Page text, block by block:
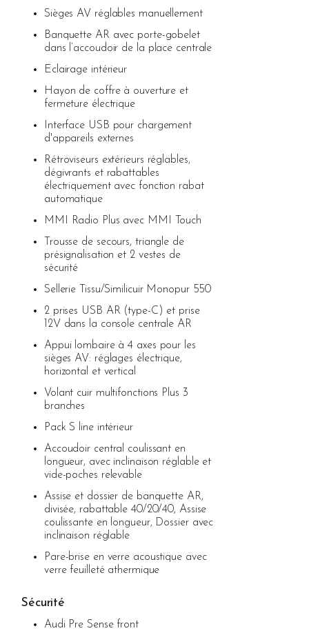
Sièges AV réglables manuellement
Banquette AR avec porte-gobelet
dans l’accoudoir de la place centrale
Eclairage intérieur
Hayon de coffre à ouverture et
fermeture électrique
Interface USB pour chargement
d'appareils externes
Rétroviseurs extérieurs réglables,
dégivrants et rabattables
électriquement avec fonction rabat
automatique
MMI Radio Plus avec MMI Touch
Trousse de secours, triangle de
présignalisation et 2 vestes de
sécurité
Sellerie Tissu/Similicuir Monopur 550
2 prises USB AR (type-C) et prise
12V dans la console centrale AR
Appui lombaire à 4 axes pour les
sièges AV: réglages électrique,
horizontal et vertical
Volant cuir multifonctions Plus 3
branches
Pack S line intérieur
Accoudoir central coulissant en
longueur, avec inclinaison réglable et
vide-poches relevable
Assise et dossier de banquette AR,
divisée, rabattable 40/20/40, Assise
coulissante en longueur, Dossier avec
inclinaison réglable
Pare-brise en verre acoustique avec
verre feuilleté athermique
Sécurité
Audi Pre Sense front